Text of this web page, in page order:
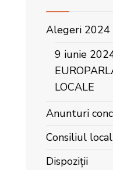
Alegeri 2024
9 iunie
LOCALE
Anunturi
Consiliul local
Dispoziții